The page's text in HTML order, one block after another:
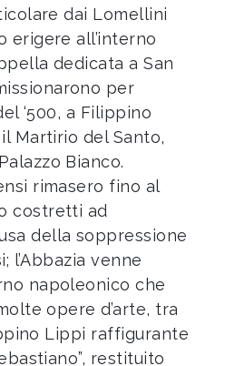
dai Lomellini
erigere all’interno
dedicata a San
per
‘500, a Filippino
Martirio del Santo,
Bianco.
rimasero fino al
costretti ad
della soppressione
l’Abbazia venne
napoleonico che
opere d’arte, tra
Lippi raffigurante
restituito